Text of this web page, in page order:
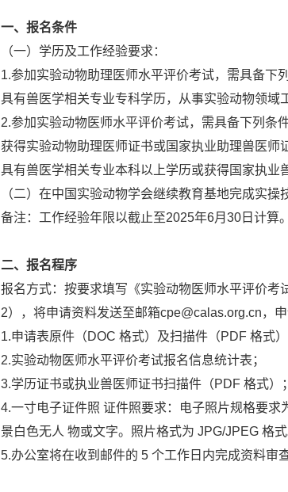
一、报名条件
（一）学历及工作经验要求：
1.参加实验动物助理医师水平评价考试，需具备下
具有兽医学相关专业专科学历，从事实验动物领域
2.参加实验动物医师水平评价考试，需具备下列条
获得实验动物助理医师证书或国家执业助理兽医师
具有兽医学相关专业本科以上学历或获得国家执业
（二）在中国实验动物学会继续教育基地完成实操
备注：工作经验年限以截止至2025年6月30日计算。
二、报名程序
报名方式：按要求填写《实验动物医师水平评价
2），将申请资料发送至邮箱cpe@calas.org.cn，申
1.申请表原件（DOC 格式）及扫描件（PDF 格式）
2.实验动物医师水平评价考试报名信息统计表；
3.学历证书或执业兽医师证书扫描件（PDF 格式）；
4.一寸电子证件照 证件照要求：电子照片规格要
景白色无人 物或文字。照片格式为 JPG/JPEG 格
5.办公室将在收到邮件的 5 个工作日内完成资料审